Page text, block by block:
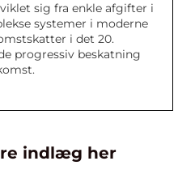
sig fra enkle afgifter i
systemer i moderne
i det 20.
progressiv beskatning
indlæg her